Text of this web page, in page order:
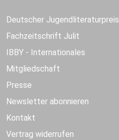
Deutscher Jugendliteraturpreis
Fachzeitschrift Julit
IBBY - Internationales
Mitgliedschaft
Presse
Newsletter abonnieren
Kontakt
Vertrag widerrufen